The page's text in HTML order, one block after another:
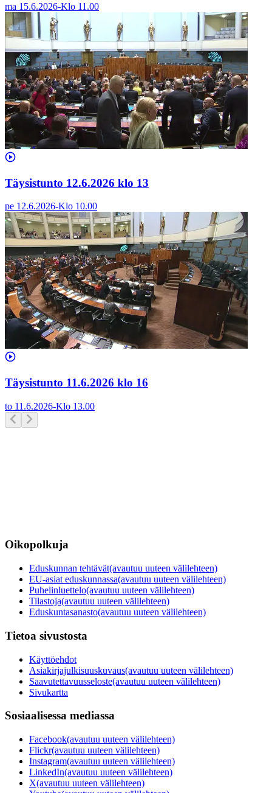
ma 15.6.2026-Klo 11.00
Täysistunto 12.6.2026 klo 13
pe 12.6.2026-Klo 10.00
Täysistunto 11.6.2026 klo 16
to 11.6.2026-Klo 13.00
Oikopolkuja
Eduskunnan tehtävät(avautuu uuteen välilehteen)
EU-asiat eduskunnassa(avautuu uuteen välilehteen)
Puhelinluettelo(avautuu uuteen välilehteen)
Tilastoja(avautuu uuteen välilehteen)
Eduskuntasanasto(avautuu uuteen välilehteen)
Tietoa sivustosta
Käyttöehdot
Asiakirjajulkisuuskuvaus(avautuu uuteen välilehteen)
Saavutettavuusseloste(avautuu uuteen välilehteen)
Sivukartta
Sosiaalisessa mediassa
Facebook(avautuu uuteen välilehteen)
Flickr(avautuu uuteen välilehteen)
Instagram(avautuu uuteen välilehteen)
LinkedIn(avautuu uuteen välilehteen)
X(avautuu uuteen välilehteen)